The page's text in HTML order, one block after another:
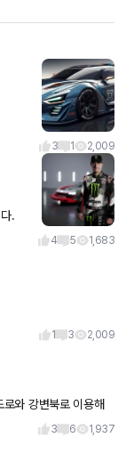
3 1 2,009
.
4 5 1,683
1 3 2,009
3 6 1,937